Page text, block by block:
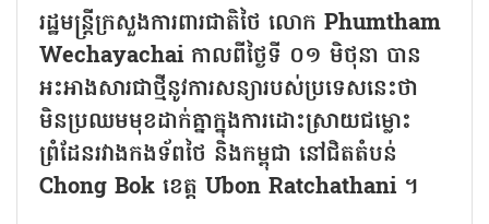
រដ្ឋមន្ត្រីក្រសួងការពារជាតិថៃ លោក Phumtham
Wechayachai កាលពីថ្ងៃទី ០១ មិថុនា បាន
អះអាងសារជាថ្មីនូវការសន្យារបស់ប្រទេសនេះថា
មិនប្រឈមមុខដាក់គ្នាក្នុងការដោះស្រាយជម្លោះ
ព្រំដែនរវាងកងទ័ពថៃ និងកម្ពុជា នៅជិតតំបន់
Chong Bok ខេត្ត Ubon Ratchathani ។